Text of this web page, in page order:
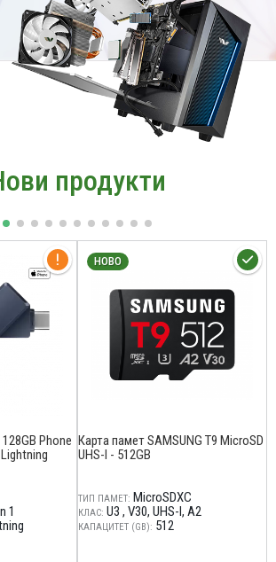
продукти
Phone
Lightning
1
НОВО
Карта памет SAMSUNG T9 MicroSD
UHS-I - 512GB
ТИП ПАМЕТ: MicroSDXC
КЛАС: U3 V30 UHS-I A2
КАПАЦИТЕТ (GB): 512